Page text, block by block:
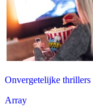
Onvergetelijke thrillers
Array